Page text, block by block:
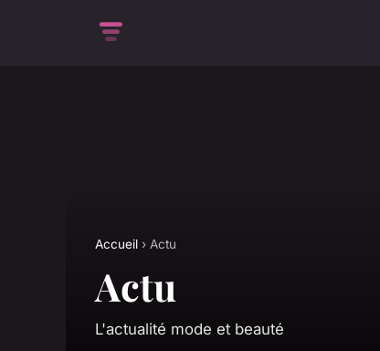
Accueil › Actu
Actu
L'actualité mode et beauté